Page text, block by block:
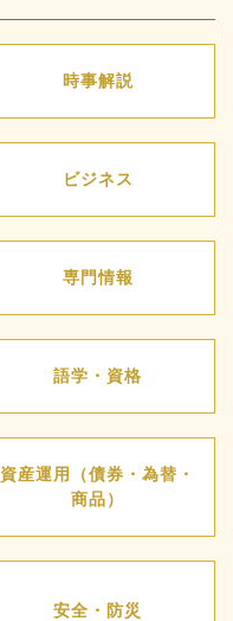
時事解説
ビジネス
専門情報
語学・資格
資産運用（債券・為替・
商品）
安全・防災